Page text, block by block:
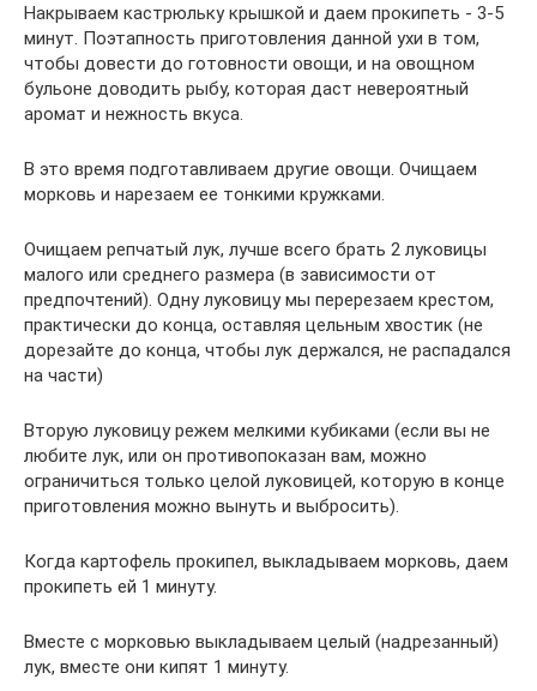
Накрываем кастрюльку крышкой и даем прокипеть - 3-5
минут. Поэтапность приготовления данной ухи в том,
чтобы довести до готовности овощи, и на овощном
бульоне доводить рыбу, которая даст невероятный
аромат и нежность вкуса.
В это время подготавливаем другие овощи. Очищаем
морковь и нарезаем ее тонкими кружками.
Очищаем репчатый лук, лучше всего брать 2 луковицы
малого или среднего размера (в зависимости от
предпочтений). Одну луковицу мы перерезаем крестом,
практически до конца, оставляя цельным хвостик (не
дорезайте до конца, чтобы лук держался, не распадался
на части)
Вторую луковицу режем мелкими кубиками (если вы не
любите лук, или он противопоказан вам, можно
ограничиться только целой луковицей, которую в конце
приготовления можно вынуть и выбросить).
Когда картофель прокипел, выкладываем морковь, даем
прокипеть ей 1 минуту.
Вместе с морковью выкладываем целый (надрезанный)
лук, вместе они кипят 1 минуту.